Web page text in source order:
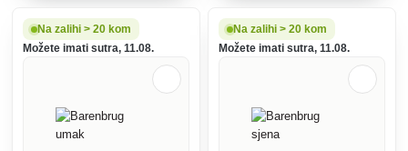
brzo se regenerira.
samoobnavljanja bez potrebe
za sjetvom.
Na zalihi > 20 kom
Možete imati sutra, 11.08.
Na zalihi > 20 kom
Možete imati sutra, 11.08.